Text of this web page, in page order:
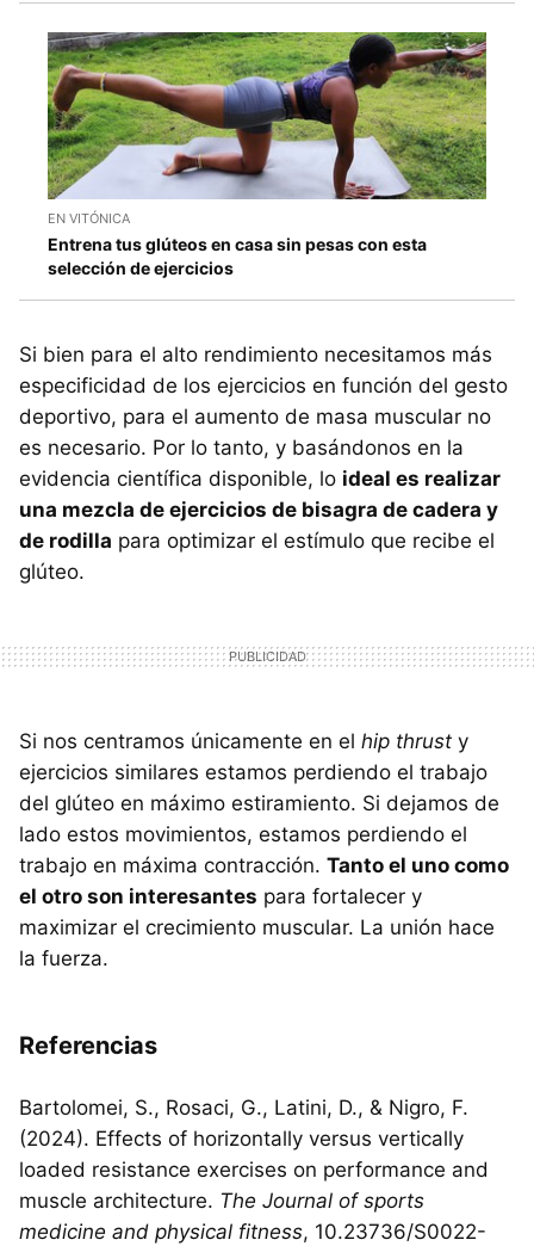
EN VITÓNICA
Entrena tus glúteos en casa sin pesas con esta
selección de ejercicios
Si bien para el alto rendimiento necesitamos más
especificidad de los ejercicios en función del gesto
deportivo, para el aumento de masa muscular no
es necesario. Por lo tanto, y basándonos en la
evidencia científica disponible, lo ideal es realizar
una mezcla de ejercicios de bisagra de cadera y
de rodilla para optimizar el estímulo que recibe el
glúteo.
Si nos centramos únicamente en el hip thrust y
ejercicios similares estamos perdiendo el trabajo
del glúteo en máximo estiramiento. Si dejamos de
lado estos movimientos, estamos perdiendo el
trabajo en máxima contracción. Tanto el uno como
el otro son interesantes para fortalecer y
maximizar el crecimiento muscular. La unión hace
la fuerza.
Referencias
Bartolomei, S., Rosaci, G., Latini, D., & Nigro, F.
(2024). Effects of horizontally versus vertically
loaded resistance exercises on performance and
muscle architecture. The Journal of sports
medicine and physical fitness, 10.23736/S0022-